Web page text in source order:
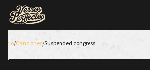
Inicio/Canciones/Suspended congress